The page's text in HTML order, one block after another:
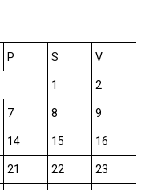
P S V
1 2
7 8 9
14 15 16
21 22 23